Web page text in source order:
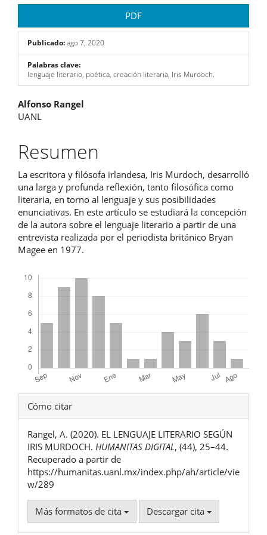
PDF
Publicado:ago 7, 2020
Palabras clave:
lenguaje literario, poética, creación literaria, Iris Murdoch.
Contenido
principal
del
artículo
Alfonso Rangel
UANL
Resumen
La escritora y filósofa irlandesa, Iris Murdoch, desarrolló
una larga y profunda reflexión, tanto filosófica como
literaria, en torno al lenguaje y sus posibilidades
enunciativas. En este artículo se estudiará la concepción
de la autora sobre el lenguaje literario a partir de una
entrevista realizada por el periodista británico Bryan
Magee en 1977.
Detalles
del
artículo
Cómo citar
Rangel, A. (2020). EL LENGUAJE LITERARIO SEGÚN
IRIS MURDOCH. HUMANITAS DIGITAL, (44), 25–44.
Recuperado a partir de
https://humanitas.uanl.mx/index.php/ah/article/vie
w/289
Más formatos de cita Descargar cita